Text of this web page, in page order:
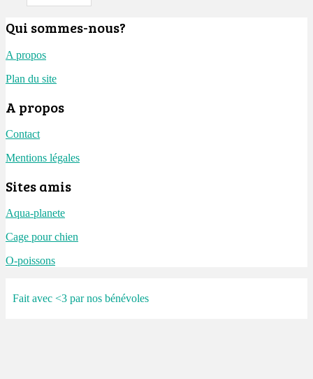
Qui sommes-nous?
A propos
Plan du site
A propos
Contact
Mentions légales
Sites amis
Aqua-planete
Cage pour chien
O-poissons
Fait avec <3 par nos bénévoles